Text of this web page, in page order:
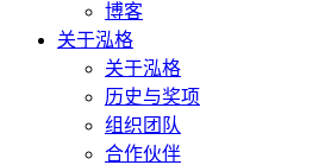
博客
关于泓格
关于泓格
历史与奖项
组织团队
合作伙伴